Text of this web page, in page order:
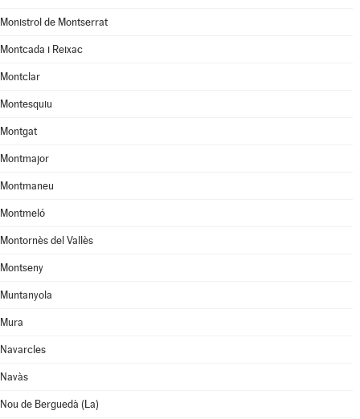
Monistrol de Montserrat
Montcada i Reixac
Montclar
Montesquiu
Montgat
Montmajor
Montmaneu
Montmeló
Montornès del Vallès
Montseny
Muntanyola
Mura
Navarcles
Navàs
Nou de Berguedà (La)